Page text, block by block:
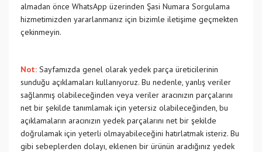
almadan önce WhatsApp üzerinden Şasi Numara Sorgulama
hizmetimizden yararlanmanız için bizimle iletişime geçmekten
çekinmeyin.
Not: Sayfamızda genel olarak yedek parça üreticilerinin
sunduğu açıklamaları kullanıyoruz. Bu nedenle, yanlış veriler
sağlanmış olabileceğinden veya veriler aracınızın parçalarını
net bir şekilde tanımlamak için yetersiz olabileceğinden, bu
açıklamaların aracınızın yedek parçalarını net bir şekilde
doğrulamak için yeterli olmayabileceğini hatırlatmak isteriz. Bu
gibi sebeplerden dolayı, eklenen bir ürünün aradığınız yedek